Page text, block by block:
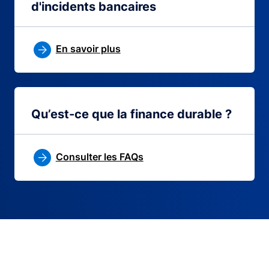
d'incidents bancaires
En savoir plus
Qu’est-ce que la finance durable ?
Consulter les FAQs